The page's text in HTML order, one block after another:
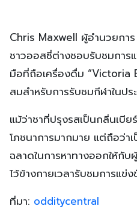
Chris Maxwell ผู้อำนวยกา
ชาวออสซี่ต่างชอบรับชมกา
มือที่ถือเครื่องดื่ม “Victoria
สมสำหรับการรับชมกีฬาในปร
แม้ว่าชาที่ปรุงรสเป็นกลิ่นเบีย
โภชนาการมากมาย แต่ถือว่า
ฉลาดในการหาทางออกให้กั
ไว้ข้างกายเวลารับชมการแข่
ที่มา: odditycentral